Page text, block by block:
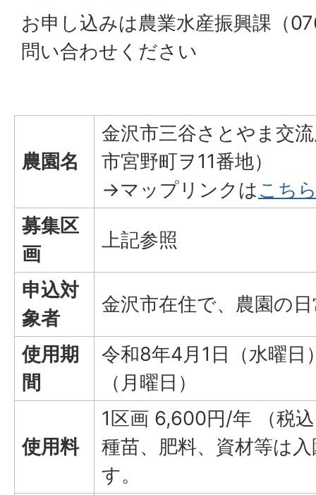
お申し込みは農業水産振興課（
問い合わせください
農園名
金沢市三谷さとやま交
市宮野町ヲ11番地）
→マップリンクはこち
募集区
画
上記参照
申込対
象者
金沢市在住で、農園の
使用期
間
令和8年4月1日（水曜日
（月曜日）
使用料
1区画 6,600円/年 （税
種苗、肥料、資材等は
す。